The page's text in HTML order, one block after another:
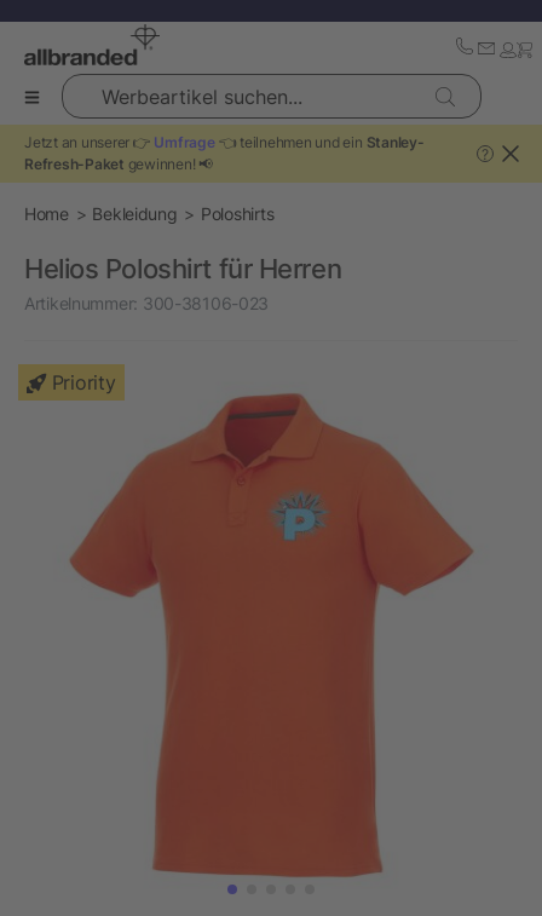
Werbeartikel suchen...
Jetzt an unserer 👉 Umfrage👈 teilnehmen und ein Stanley-
Refresh-Paket gewinnen! 📢
?
Home Bekleidung Poloshirts
Helios Poloshirt für Herren
Artikelnummer: 300-38106-023
Priority